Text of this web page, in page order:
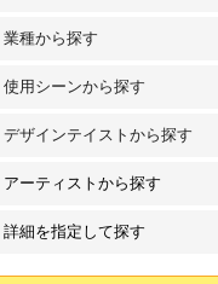
業種から探す
使用シーンから探す
デザインテイストから探す
アーティストから探す
詳細を指定して探す